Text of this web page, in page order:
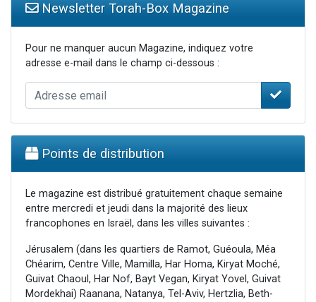
Newsletter Torah-Box Magazine
Pour ne manquer aucun Magazine, indiquez votre
adresse e-mail dans le champ ci-dessous :
Points de distribution
Le magazine est distribué gratuitement chaque semaine
entre mercredi et jeudi dans la majorité des lieux
francophones en Israël, dans les villes suivantes :
Jérusalem (dans les quartiers de Ramot, Guéoula, Méa
Chéarim, Centre Ville, Mamilla, Har Homa, Kiryat Moché,
Guivat Chaoul, Har Nof, Bayt Vegan, Kiryat Yovel, Guivat
Mordekhai) Raanana, Natanya, Tel-Aviv, Hertzlia, Beth-